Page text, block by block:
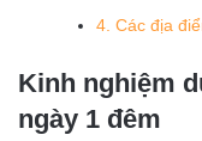
4. Các địa
Kinh nghiệm
ngày 1 đêm